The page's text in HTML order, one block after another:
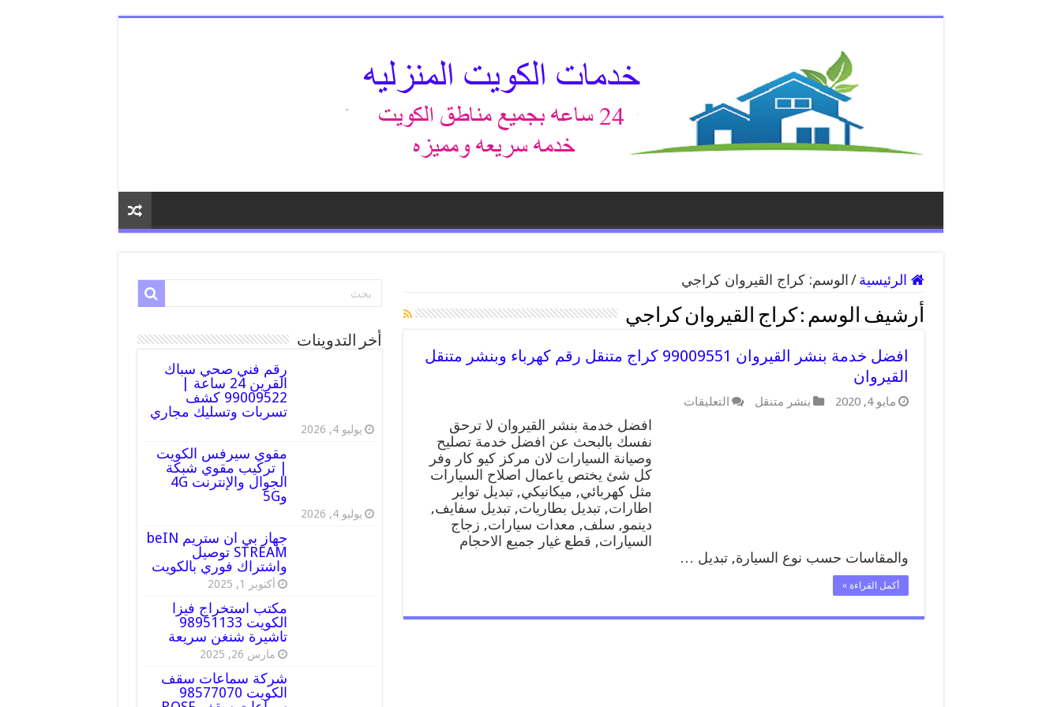
الرئيسية / الوسم:كراج القيروان كراجي
أرشيف الوسم : كراج القيروان كراجي
افضل خدمة بنشر القيروان 99009551 كراج متنقل رقم كهرباء وبنشر متنقل
القيروان
مايو 4, 2020 بنشر متنقل التعليقات
القيروان
99009551
افضل خدمة بنشر القيروان لا ترحق
نفسك بالبحث عن افضل خدمة تصليح
وصيانة السيارات لان مركز كيو كار وفر
كل شئ يختص ياعمال اصلاح السيارات
مثل كهربائي, ميكانيكي, تبديل تواير
اطارات, تبديل بطاريات, تبديل سفايف,
دينمو, سلف, معدات سيارات, زجاج
السيارات, قطع غيار جميع الاحجام
والمقاسات حسب نوع السيارة, تبديل …
أكمل القراءة »
أخر التدوينات
رقم فني صحي سباك
القرين 24 ساعة |
99009522 كشف
تسربات وتسليك مجاري
يوليو 4, 2026
مقوي سيرفس الكويت
| تركيب مقوي شبكة
الجوال والإنترنت 4G
و5G
يوليو 4, 2026
جهاز بي ان ستريم beIN
STREAM توصيل
واشتراك فوري بالكويت
أكتوبر 1, 2025
مكتب استخراج فيزا
الكويت 98951133
تاشيرة شنغن سريعة
مارس 26, 2025
شركة سماعات سقف
الكويت 98577070